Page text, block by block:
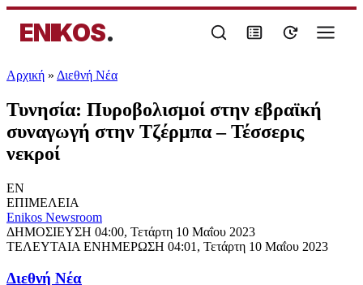
ENIKOS.
Αρχική » Διεθνή Νέα
Τυνησία: Πυροβολισμοί στην εβραϊκή
συναγωγή στην Τζέρμπα – Τέσσερις
νεκροί
EN
ΕΠΙΜΕΛΕΙΑ
Enikos Newsroom
ΔΗΜΟΣΙΕΥΣΗ 04:00, Τετάρτη 10 Μαΐου 2023
ΤΕΛΕΥΤΑΙΑ ΕΝΗΜΕΡΩΣΗ 04:01, Τετάρτη 10 Μαΐου 2023
Διεθνή Νέα